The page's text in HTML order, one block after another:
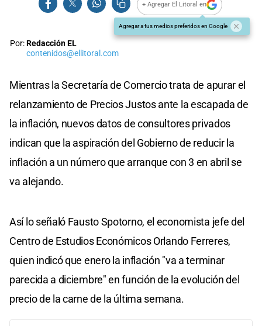
+ Agregar El Litoral en
Agregar a tus medios preferidos en Google
Por:Redacción EL
contenidos@ellitoral.com
Mientras la Secretaría de Comercio trata de apurar el
relanzamiento de Precios Justos ante la escapada de
la inflación, nuevos datos de consultores privados
indican que la aspiración del Gobierno de reducir la
inflación a un número que arranque con 3 en abril se
va alejando.
Así lo señaló Fausto Spotorno, el economista jefe del
Centro de Estudios Económicos Orlando Ferreres,
quien indicó que enero la inflación "va a terminar
parecida a diciembre" en función de la evolución del
precio de la carne de la última semana.